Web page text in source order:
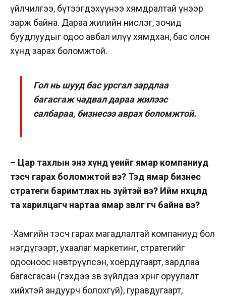
үйлчилгээ, бүтээгдэхүүнээ хямдралтай үнээр
зарж байна. Дараа жилийн нислэг, зочид
буудлуудыг одоо авбал илүү хямдхан, бас олон
хүнд зарах боломжтой.
Гол нь шууд бас урсгал зардлаа
багасгаж чадвал дараа жилээс
салбараа, бизнесээ аврах боломжтой.
– Цар тахлын энэ хүнд үеийг ямар компаниуд
тэсч гарах боломжтой вэ? Тэд ямар бизнес
стратеги баримтлах нь зүйтэй вэ? Ийм нөхцөлд
та харилцагч нартаа ямар зөвлөгөө өгч байна вэ?
-Хамгийн тэсч гарах магадлалтай компаниуд бол
нэгдүгээрт, ухаалаг маркетинг, стратегийг
одооноос нэвтрүүлсэн, хоёрдугаарт, зардлаа
багасгасан (гэхдээ зөв зүйлдээ хөрөнгө оруулалт
хийхтэй андуурч болохгүй), гуравдугаарт,